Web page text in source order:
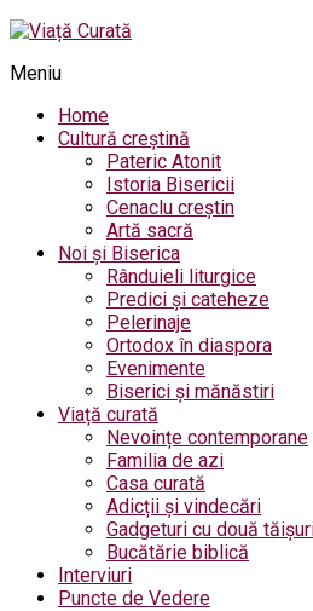
Meniu
Home
Cultură creștină
Pateric Atonit
Istoria Bisericii
Cenaclu creștin
Artă sacră
Noi și Biserica
Rânduieli liturgice
Predici și cateheze
Pelerinaje
Ortodox în diaspora
Evenimente
Biserici și mănăstiri
Viață curată
Nevoințe contemporane
Familia de azi
Casa curată
Adicții și vindecări
Gadgeturi cu două
Bucătărie biblică
Interviuri
Puncte de Vedere